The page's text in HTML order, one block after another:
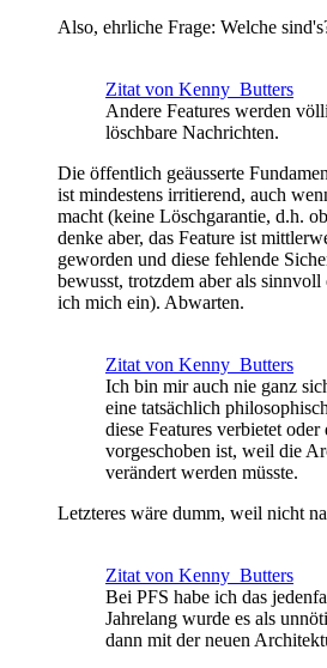
Also, ehrliche Frage: Welche
Zitat von Kenny_Butters
Andere Features werden
löschbare Nachrichten.
Die öffentlich geäusserte
ist mindestens irritierend, auch
macht (keine Löschgarantie, d.h.
denke aber, das Feature ist
geworden und diese fehlende
bewusst, trotzdem aber als
ich mich ein). Abwarten.
Zitat von Kenny_Butters
Ich bin mir auch nie ganz
eine tatsächlich
diese Features verbietet oder
vorgeschoben ist, weil die
verändert werden müsste.
Letzteres wäre dumm, weil nicht
Zitat von Kenny_Butters
Bei PFS habe ich das
Jahrelang wurde es als
dann mit der neuen